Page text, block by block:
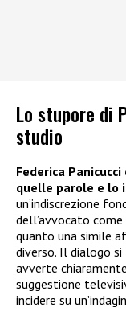
Lo stupore di
studio
Federica
quelle parole e lo
un’indiscrezione
dell’avvocato
quanto una simile
diverso. Il dialogo
avverte
suggestione
incidere su